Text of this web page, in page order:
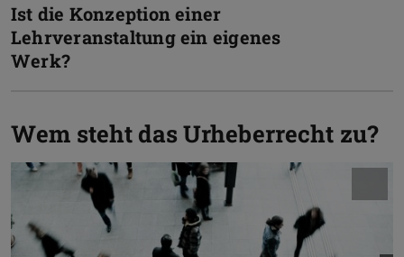
Ist die Konzeption einer
Lehrveranstaltung ein eigenes
Werk?
Wem steht das Urheberrecht zu?